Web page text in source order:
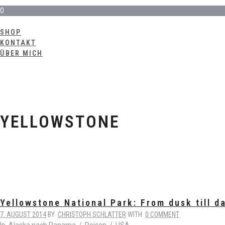
0
SHOP
KONTAKT
ÜBER MICH
YELLOWSTONE
Yellowstone National Park: From dusk till
7. AUGUST 2014 BY CHRISTOPH SCHLATTER WITH 0 COMMENT